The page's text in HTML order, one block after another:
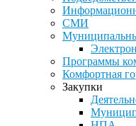
СМИ
Программы
Комфортная
Закупки